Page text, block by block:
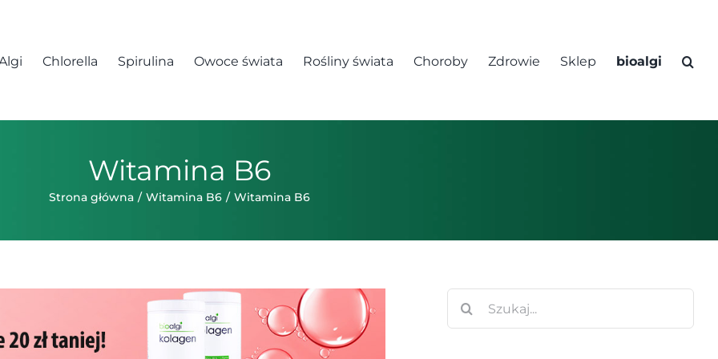
Chlorella Spirulina Owoce świata Rośliny świata Choroby Zdrowie Sklep bioalgi
Witamina B6
Strona główna Witamina B6 Witamina B6